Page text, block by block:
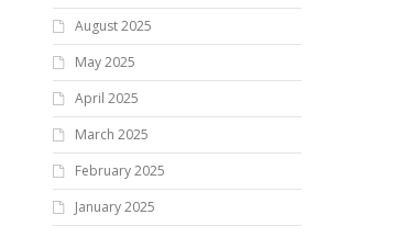
August 2025
May 2025
April 2025
March 2025
February 2025
January 2025